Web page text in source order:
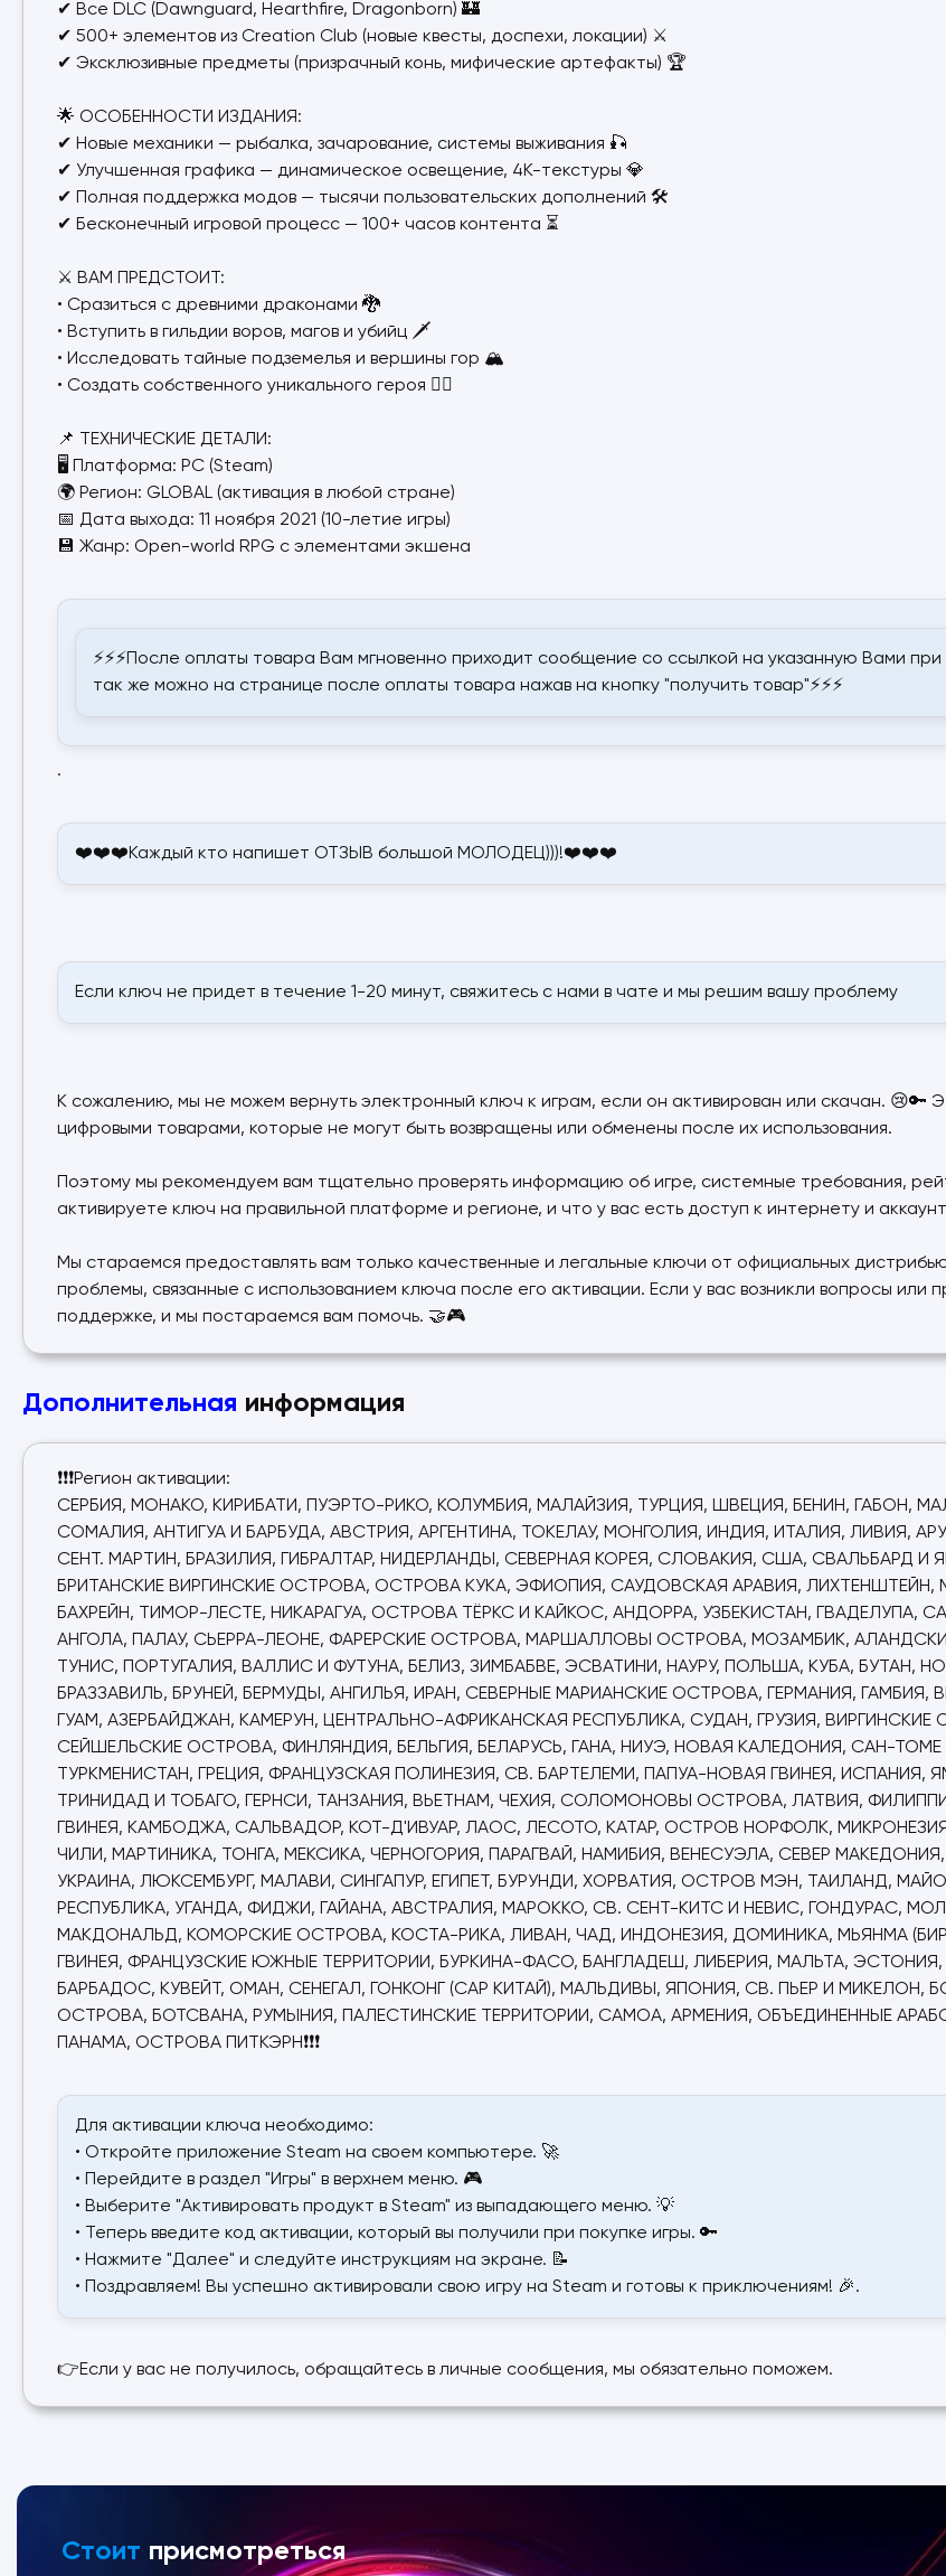
✔ Все DLC (Dawnguard, Hearthfire, Dragonborn) 🏰
✔ 500+ элементов из Creation Club (новые квесты, доспехи, локации) ⚔️
✔ Эксклюзивные предметы (призрачный конь, мифические артефакты) 🏆
🌟 ОСОБЕННОСТИ ИЗДАНИЯ:
✔ Новые механики — рыбалка, зачарование, системы выживания 🎣
✔ Улучшенная графика — динамическое освещение, 4K-текстуры 💎
✔ Полная поддержка модов — тысячи пользовательских дополнений 🛠️
✔ Бесконечный игровой процесс — 100+ часов контента ⏳
⚔️ ВАМ ПРЕДСТОИТ:
• Сразиться с древними драконами 🐉
• Вступить в гильдии воров, магов и убийц 🗡️
• Исследовать тайные подземелья и вершины гор 🏔️
• Создать собственного уникального героя 🧙‍♂️
📌 ТЕХНИЧЕСКИЕ ДЕТАЛИ:
🖥️ Платформа: PC (Steam)
🌍 Регион: GLOBAL (активация в любой стране)
📅 Дата выхода: 11 ноября 2021 (10-летие игры)
💾 Жанр: Open-world RPG с элементами экшена
⚡⚡⚡После оплаты товара Вам мгновенно приходит сообщение со ссылкой на указанную Вами
так же можно на странице после оплаты товара нажав на кнопку "получить товар"⚡⚡⚡
.
❤️❤️❤️Каждый кто напишет ОТЗЫВ большой МОЛОДЕЦ)))!❤️❤️❤️
Если ключ не придет в течение 1-20 минут, свяжитесь с нами в чате и мы решим вашу проблему
К сожалению, мы не можем вернуть электронный ключ к играм, если он активирован или скачан. 😢🔑
цифровыми товарами, которые не могут быть возвращены или обменены после их использования.
Поэтому мы рекомендуем вам тщательно проверять информацию об игре, системные требования,
активируете ключ на правильной платформе и регионе, и что у вас есть доступ к интернету и
Мы стараемся предоставлять вам только качественные и легальные ключи от официальных
проблемы, связанные с использованием ключа после его активации. Если у вас возникли вопросы
поддержке, и мы постараемся вам помочь. 🤝🎮
Дополнительная информация
❗❗❗Регион активации:
СЕРБИЯ, МОНАКО, КИРИБАТИ, ПУЭРТО-РИКО, КОЛУМБИЯ, МАЛАЙЗИЯ, ТУРЦИЯ, ШВЕЦИЯ, БЕНИН, ГАБОН,
СОМАЛИЯ, АНТИГУА И БАРБУДА, АВСТРИЯ, АРГЕНТИНА, ТОКЕЛАУ, МОНГОЛИЯ, ИНДИЯ, ИТАЛИЯ, ЛИВИЯ,
СЕНТ. МАРТИН, БРАЗИЛИЯ, ГИБРАЛТАР, НИДЕРЛАНДЫ, СЕВЕРНАЯ КОРЕЯ, СЛОВАКИЯ, США, СВАЛЬБАРД И
БРИТАНСКИЕ ВИРГИНСКИЕ ОСТРОВА, ОСТРОВА КУКА, ЭФИОПИЯ, САУДОВСКАЯ АРАВИЯ, ЛИХТЕНШТЕЙН,
БАХРЕЙН, ТИМОР-ЛЕСТЕ, НИКАРАГУА, ОСТРОВА ТЁРКС И КАЙКОС, АНДОРРА, УЗБЕКИСТАН, ГВАДЕЛУПА,
АНГОЛА, ПАЛАУ, СЬЕРРА-ЛЕОНЕ, ФАРЕРСКИЕ ОСТРОВА, МАРШАЛЛОВЫ ОСТРОВА, МОЗАМБИК,
ТУНИС, ПОРТУГАЛИЯ, ВАЛЛИС И ФУТУНА, БЕЛИЗ, ЗИМБАБВЕ, ЭСВАТИНИ, НАУРУ, ПОЛЬША, КУБА, БУТАН,
БРАЗЗАВИЛЬ, БРУНЕЙ, БЕРМУДЫ, АНГИЛЬЯ, ИРАН, СЕВЕРНЫЕ МАРИАНСКИЕ ОСТРОВА, ГЕРМАНИЯ,
ГУАМ, АЗЕРБАЙДЖАН, КАМЕРУН, ЦЕНТРАЛЬНО-АФРИКАНСКАЯ РЕСПУБЛИКА, СУДАН, ГРУЗИЯ,
СЕЙШЕЛЬСКИЕ ОСТРОВА, ФИНЛЯНДИЯ, БЕЛЬГИЯ, БЕЛАРУСЬ, ГАНА, НИУЭ, НОВАЯ КАЛЕДОНИЯ, САН-
ТУРКМЕНИСТАН, ГРЕЦИЯ, ФРАНЦУЗСКАЯ ПОЛИНЕЗИЯ, СВ. БАРТЕЛЕМИ, ПАПУА-НОВАЯ ГВИНЕЯ,
ТРИНИДАД И ТОБАГО, ГЕРНСИ, ТАНЗАНИЯ, ВЬЕТНАМ, ЧЕХИЯ, СОЛОМОНОВЫ ОСТРОВА, ЛАТВИЯ,
ГВИНЕЯ, КАМБОДЖА, САЛЬВАДОР, КОТ-Д'ИВУАР, ЛАОС, ЛЕСОТО, КАТАР, ОСТРОВ НОРФОЛК,
ЧИЛИ, МАРТИНИКА, ТОНГА, МЕКСИКА, ЧЕРНОГОРИЯ, ПАРАГВАЙ, НАМИБИЯ, ВЕНЕСУЭЛА, СЕВЕР
УКРАИНА, ЛЮКСЕМБУРГ, МАЛАВИ, СИНГАПУР, ЕГИПЕТ, БУРУНДИ, ХОРВАТИЯ, ОСТРОВ МЭН, ТАИЛАНД,
РЕСПУБЛИКА, УГАНДА, ФИДЖИ, ГАЙАНА, АВСТРАЛИЯ, МАРОККО, СВ. СЕНТ-КИТС И НЕВИС, ГОНДУРАС,
МАКДОНАЛЬД, КОМОРСКИЕ ОСТРОВА, КОСТА-РИКА, ЛИВАН, ЧАД, ИНДОНЕЗИЯ, ДОМИНИКА, МЬЯНМА
ГВИНЕЯ, ФРАНЦУЗСКИЕ ЮЖНЫЕ ТЕРРИТОРИИ, БУРКИНА-ФАСО, БАНГЛАДЕШ, ЛИБЕРИЯ, МАЛЬТА,
БАРБАДОС, КУВЕЙТ, ОМАН, СЕНЕГАЛ, ГОНКОНГ (САР КИТАЙ), МАЛЬДИВЫ, ЯПОНИЯ, СВ. ПЬЕР И МИКЕЛОН,
ОСТРОВА, БОТСВАНА, РУМЫНИЯ, ПАЛЕСТИНСКИЕ ТЕРРИТОРИИ, САМОА, АРМЕНИЯ, ОБЪЕДИНЕННЫЕ
ПАНАМА, ОСТРОВА ПИТКЭРН❗❗❗
Для активации ключа необходимо:
• Откройте приложение Steam на своем компьютере. 🚀
• Перейдите в раздел "Игры" в верхнем меню. 🎮
• Выберите "Активировать продукт в Steam" из выпадающего меню. 💡
• Теперь введите код активации, который вы получили при покупке игры. 🔑
• Нажмите "Далее" и следуйте инструкциям на экране. 📝
• Поздравляем! Вы успешно активировали свою игру на Steam и готовы к приключениям! 🎉.
👉Если у вас не получилось, обращайтесь в личные сообщения, мы обязательно поможем.
Стоит присмотреться